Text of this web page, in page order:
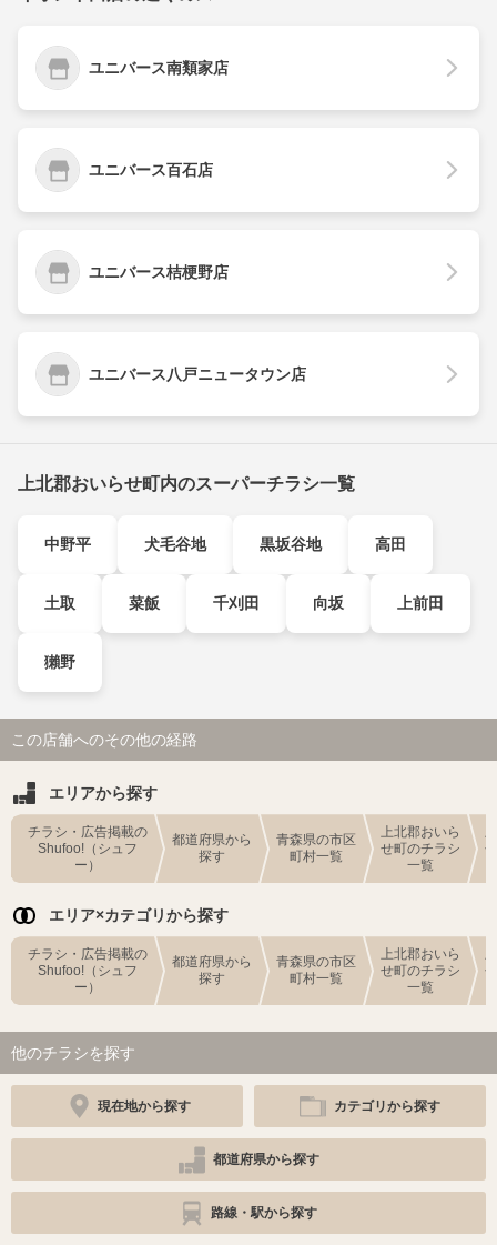
ユニバース南類家店
ユニバース百石店
ユニバース桔梗野店
ユニバース八戸ニュータウン店
上北郡おいらせ町内のスーパーチラシ一覧
中野平 犬毛谷地 黒坂谷地 高田
土取 菜飯 千刈田 向坂 上前田
獺野
この店舗へのその他の経路
エリアから探す
チラシ・広告掲載の
Shufoo!（シュフ
ー）
都道府県から
探す
青森県の市区
町村一覧
上北郡おいら
せ町のチラシ
一覧
エリア×カテゴリから探す
チラシ・広告掲載の
Shufoo!（シュフ
ー）
都道府県から
探す
青森県の市区
町村一覧
上北郡おいら
せ町のチラシ
一覧
他のチラシを探す
現在地から探す カテゴリから探す
都道府県から探す
路線・駅から探す